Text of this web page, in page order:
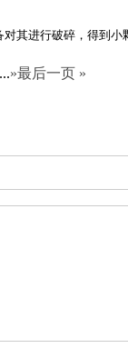
其进行破碎，得到
...»最后一页 »